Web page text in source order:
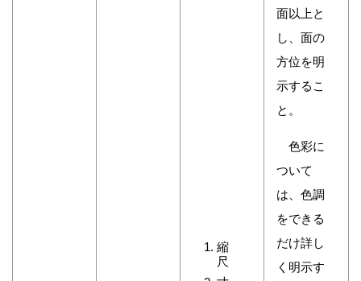
縮
尺
面以上と
し、面の
方位を明
示するこ
と。
色彩に
ついて
は、色調
をできる
だけ詳し
く明示す